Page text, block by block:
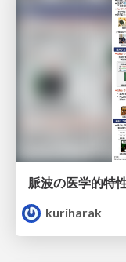
kuriharak